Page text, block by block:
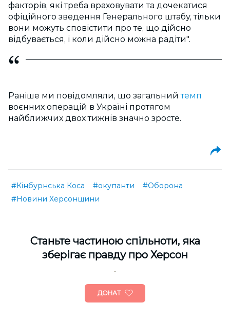
факторів, які треба враховувати та дочекатися
офіційного зведення Генерального штабу, тільки
вони можуть сповістити про те, що дійсно
відбувається, і коли дійсно можна радіти".
Раніше ми повідомляли, що загальнийтемп
воєнних операцій в Україні протягом
найближчих двох тижнів значно зросте.
#Кінбурнська Коса #окупанти
#Оборона
#Новини Херсонщини
Cтаньте частиною спільноти, яка
зберігає правду про Херсон
ДОНАТ